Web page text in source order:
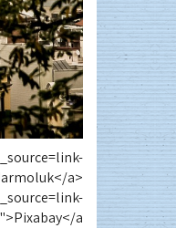
a>
a>